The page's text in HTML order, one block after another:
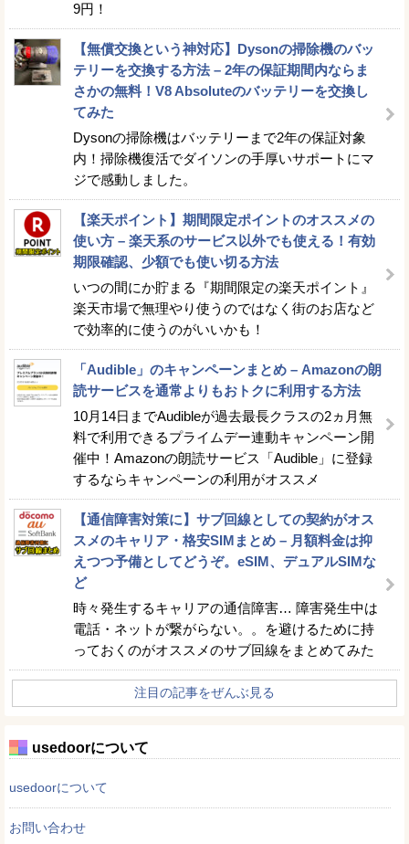
9円！
【無償交換という神対応】Dysonの掃除機のバッ
テリーを交換する方法 – 2年の保証期間内ならま
さかの無料！V8 Absoluteのバッテリーを交換し
てみた
Dysonの掃除機はバッテリーまで2年の保証対象
内！掃除機復活でダイソンの手厚いサポートにマ
ジで感動しました。
【楽天ポイント】期間限定ポイントのオススメの
使い方 – 楽天系のサービス以外でも使える！有効
期限確認、少額でも使い切る方法
いつの間にか貯まる『期間限定の楽天ポイント』
楽天市場で無理やり使うのではなく街のお店など
で効率的に使うのがいいかも！
「Audible」のキャンペーンまとめ – Amazonの朗
読サービスを通常よりもおトクに利用する方法
10月14日までAudibleが過去最長クラスの2ヵ月無
料で利用できるプライムデー連動キャンペーン開
催中！Amazonの朗読サービス「Audible」に登録
するならキャンペーンの利用がオススメ
【通信障害対策に】サブ回線としての契約がオス
スメのキャリア・格安SIMまとめ – 月額料金は抑
えつつ予備としてどうぞ。eSIM、デュアルSIMな
ど
時々発生するキャリアの通信障害… 障害発生中は
電話・ネットが繋がらない。。を避けるために持
っておくのがオススメのサブ回線をまとめてみた
注目の記事をぜんぶ見る
usedoorについて
usedoorについて
お問い合わせ